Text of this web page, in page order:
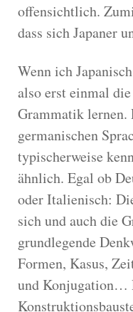
offensichtlich.
dass sich Japaner
Wenn ich
also erst einmal
Grammatik lernen.
germanischen
typischerweise
ähnlich. Egal ob
oder Italienisch:
sich und auch die
grundlegende
Formen, Kasus,
und Konjugation…